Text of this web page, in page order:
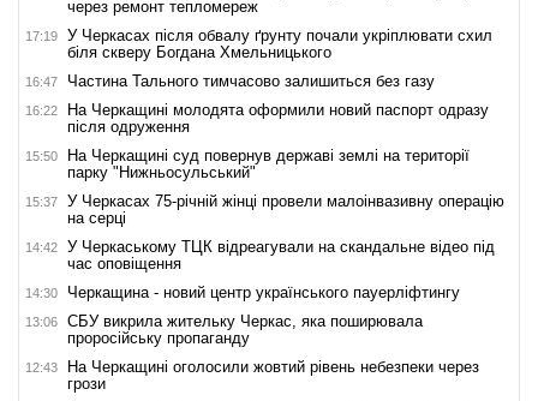
через ремонт тепломереж
17:19
У Черкасах після обвалу ґрунту почали укріплювати схил
біля скверу Богдана Хмельницького
16:47 Частина Тального тимчасово залишиться без газу
16:22
На Черкащині молодята оформили новий паспорт одразу
після одруження
15:50
На Черкащині суд повернув державі землі на території
парку "Нижньосульський"
15:37
У Черкасах 75-річній жінці провели малоінвазивну операцію
на серці
14:42
У Черкаському ТЦК відреагували на скандальне відео під
час оповіщення
14:30 Черкащина - новий центр українського пауерліфтингу
13:06
СБУ викрила жительку Черкас, яка поширювала
проросійську пропаганду
12:43
На Черкащині оголосили жовтий рівень небезпеки через
грози